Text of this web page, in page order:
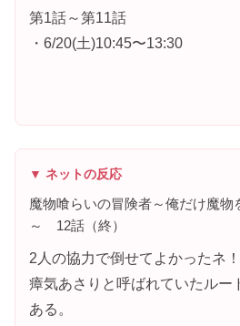
第1話～第11話
・6/20(土)10:45〜13:30
▼ ネットの反応
魔物喰らいの冒険者～俺だけ魔物
～ 12話（終）
2人の協力で倒せてよかったネ
瘴気あさりと呼ばれていたルー
ある。